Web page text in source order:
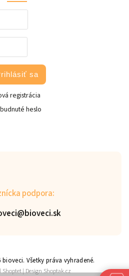
podpora:
sa
registrácia
heslo
bioveci. Všetky práva vyhradené.
Shoptet| DesignShoptak.cz